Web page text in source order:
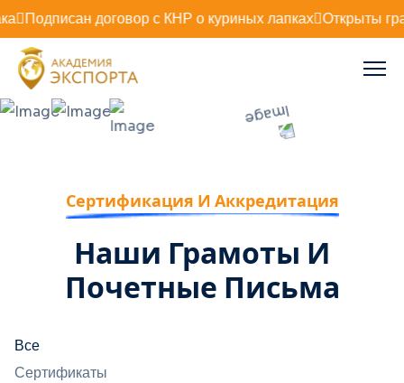
Подписан договор с КНР о куриных лапках Открыты
Сертификация И Аккредитация
Наши Грамоты И
Почетные Письма
Все
Сертификаты